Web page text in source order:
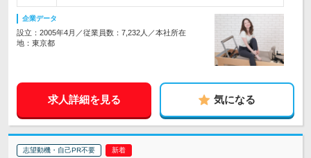
企業データ
設立：2005年4月／従業員数：7,232人／本社所在
地：東京都
求人詳細を見る 気になる
志望動機・自己PR不要